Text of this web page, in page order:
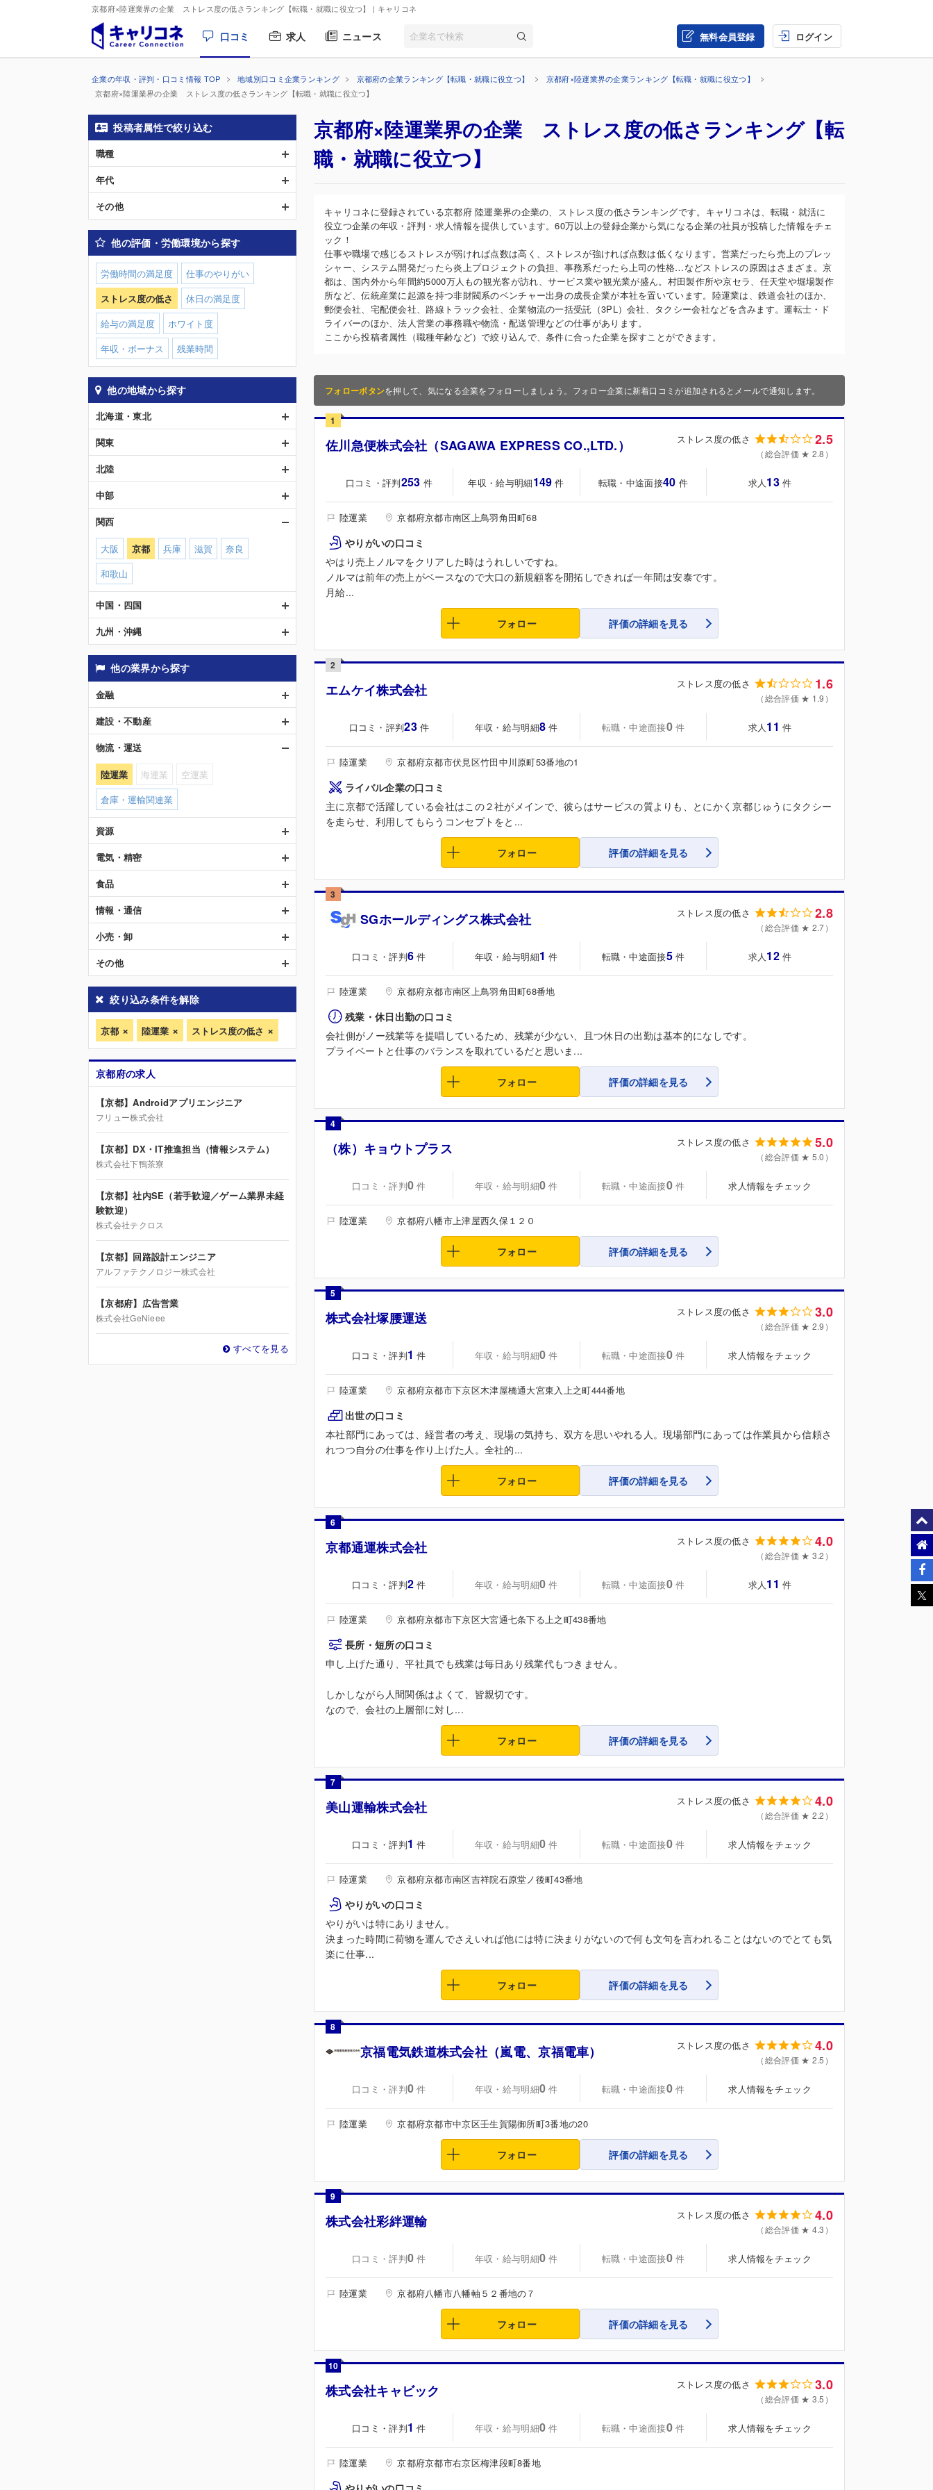
京都府×陸運業界の企業 ストレス度の低さランキング【転職・就職に役立つ】 | キャリコネ
口コミ 求人 ニュース 無料会員登録 ログイン
企業の年収・評判・口コミ情報 TOP 地域別口コミ企業ランキング 京都府の企業ランキング【転職・就職に役立つ】
京都府×陸運業界の企業ランキング【転職・就職に役立つ】
京都府×陸運業界の企業 ストレス度の低さランキング【転職・就職に役立つ】
京都府×陸運業界の企業 ストレス度の低さランキング【転
職・就職に役立つ】
キャリコネに登録されている京都府 陸運業界の企業の、ストレス度の低さランキングです。キャリコネは、転職・就活に
役立つ企業の年収・評判・求人情報を提供しています。60万以上の登録企業から気になる企業の社員が投稿した情報をチェ
ック！
仕事や職場で感じるストレスが弱ければ点数は高く、ストレスが強ければ点数は低くなります。営業だったら売上のプレッ
シャー、システム開発だったら炎上プロジェクトの負担、事務系だったら上司の性格…などストレスの原因はさまざま。京
都は、国内外から年間約5000万人もの観光客が訪れ、サービス業や観光業が盛ん。村田製作所や京セラ、任天堂や堀場製作
所など、伝統産業に起源を持つ非財閥系のベンチャー出身の成長企業が本社を置いています。陸運業は、鉄道会社のほか、
郵便会社、宅配便会社、路線トラック会社、企業物流の一括受託（3PL）会社、タクシー会社などを含みます。運転士・ド
ライバーのほか、法人営業の事務職や物流・配送管理などの仕事があります。
ここから投稿者属性（職種年齢など）で絞り込んで、条件に合った企業を探すことができます。
フォローボタンを押して、気になる企業をフォローしましょう。フォロー企業に新着口コミが追加されるとメールで通知します。
1
佐川急便株式会社（SAGAWA EXPRESS CO.,LTD.） ストレス度の低さ 2.5
（総合評価 ★ 2.8）
口コミ・評判253 件 年収・給与明細149 件 転職・中途面接40 件 求人 13 件
陸運業 京都府京都市南区上鳥羽角田町68
やりがいの口コミ
やはり売上ノルマをクリアした時はうれしいですね。
ノルマは前年の売上がベースなので大口の新規顧客を開拓しできれば一年間は安泰です。
月給...
フォロー 評価の詳細を見る
2
エムケイ株式会社 ストレス度の低さ 1.6
（総合評価 ★ 1.9）
口コミ・評判23 件 年収・給与明細8 件 転職・中途面接0 件 求人 11 件
陸運業 京都府京都市伏見区竹田中川原町53番地の1
ライバル企業の口コミ
主に京都で活躍している会社はこの２社がメインで、彼らはサービスの質よりも、とにかく京都じゅうにタクシー
を走らせ、利用してもらうコンセプトをと...
フォロー 評価の詳細を見る
3
SGホールディングス株式会社 ストレス度の低さ 2.8
（総合評価 ★ 2.7）
口コミ・評判6 件 年収・給与明細1 件 転職・中途面接5 件 求人 12 件
陸運業 京都府京都市南区上鳥羽角田町68番地
残業・休日出勤の口コミ
会社側がノー残業等を提唱しているため、残業が少ない、且つ休日の出勤は基本的になしです。
プライベートと仕事のバランスを取れているだと思いま...
フォロー 評価の詳細を見る
4
（株）キョウトプラス ストレス度の低さ 5.0
（総合評価 ★ 5.0）
口コミ・評判0 件 年収・給与明細0 件 転職・中途面接0 件 求人情報をチェック
陸運業 京都府八幡市上津屋西久保１２０
フォロー 評価の詳細を見る
5
株式会社塚腰運送 ストレス度の低さ 3.0
（総合評価 ★ 2.9）
口コミ・評判1 件 年収・給与明細0 件 転職・中途面接0 件 求人情報をチェック
陸運業 京都府京都市下京区木津屋橋通大宮東入上之町444番地
出世の口コミ
本社部門にあっては、経営者の考え、現場の気持ち、双方を思いやれる人。現場部門にあっては作業員から信頼さ
れつつ自分の仕事を作り上げた人。全社的...
フォロー 評価の詳細を見る
6
京都通運株式会社 ストレス度の低さ 4.0
（総合評価 ★ 3.2）
口コミ・評判2 件 年収・給与明細0 件 転職・中途面接0 件 求人 11 件
陸運業 京都府京都市下京区大宮通七条下る上之町438番地
長所・短所の口コミ
申し上げた通り、平社員でも残業は毎日あり残業代もつきません。
しかしながら人間関係はよくて、皆親切です。
なので、会社の上層部に対し...
フォロー 評価の詳細を見る
7
美山運輸株式会社 ストレス度の低さ 4.0
（総合評価 ★ 2.2）
口コミ・評判1 件 年収・給与明細0 件 転職・中途面接0 件 求人情報をチェック
陸運業 京都府京都市南区吉祥院石原堂ノ後町43番地
やりがいの口コミ
やりがいは特にありません。
決まった時間に荷物を運んでさえいれば他には特に決まりがないので何も文句を言われることはないのでとても気
楽に仕事...
フォロー 評価の詳細を見る
8
京福電気鉄道株式会社（嵐電、京福電車） ストレス度の低さ 4.0
（総合評価 ★ 2.5）
口コミ・評判0 件 年収・給与明細0 件 転職・中途面接0 件 求人情報をチェック
陸運業 京都府京都市中京区壬生賀陽御所町3番地の20
フォロー 評価の詳細を見る
9
株式会社彩絆運輸 ストレス度の低さ 4.0
（総合評価 ★ 4.3）
口コミ・評判0 件 年収・給与明細0 件 転職・中途面接0 件 求人情報をチェック
陸運業 京都府八幡市八幡軸５２番地の７
フォロー 評価の詳細を見る
10
株式会社キャビック ストレス度の低さ 3.0
（総合評価 ★ 3.5）
口コミ・評判1 件 年収・給与明細0 件 転職・中途面接0 件 求人情報をチェック
陸運業 京都府京都市右京区梅津段町8番地
投稿者属性で絞り込む
職種
年代
その他
他の評価・労働環境から探す
労働時間の満足度
仕事のやりがい
ストレス度の低さ
休日の満足度
給与の満足度
ホワイト度
年収・ボーナス
残業時間
他の地域から探す
北海道・東北
関東
北陸
中部
関西
大阪 京都 兵庫 滋賀
奈良
和歌山
中国・四国
九州・沖縄
他の業界から探す
金融
建設・不動産
物流・運送
陸運業 海運業
空運業
倉庫・運輸関連業
資源
電気・精密
食品
情報・通信
小売・卸
その他
絞り込み条件を解除
京都 陸運業 ストレス度の低さ
京都府の求人
【京都】Androidアプリエンジニア
フリュー株式会社
【京都】DX・IT推進担当（情報システム）
株式会社下鴨茶寮
【京都】社内SE（若手歓迎／ゲーム業界未経
験歓迎）
株式会社テクロス
【京都】回路設計エンジニア
アルファテクノロジー株式会社
【京都府】広告営業
株式会社GeNieee
すべてを見る